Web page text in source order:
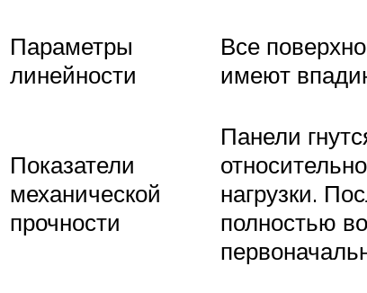
Параметры
линейности
Все
имеют
Показатели
механической
прочности
Панели
нагрузки.
полностью